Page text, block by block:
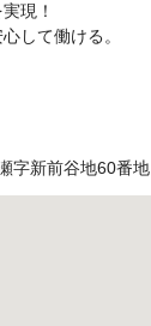
現！
して働ける。
字新前谷地60番地